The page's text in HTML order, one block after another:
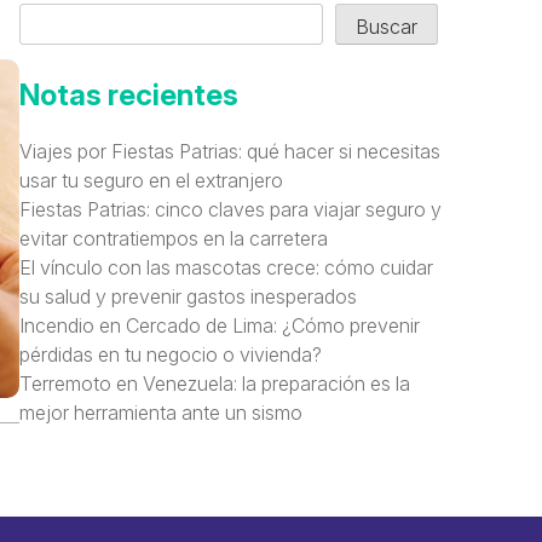
Buscar
Notas recientes
Viajes por Fiestas Patrias: qué hacer si necesitas
usar tu seguro en el extranjero
Fiestas Patrias: cinco claves para viajar seguro y
evitar contratiempos en la carretera
El vínculo con las mascotas crece: cómo cuidar
su salud y prevenir gastos inesperados
Incendio en Cercado de Lima: ¿Cómo prevenir
pérdidas en tu negocio o vivienda?
Terremoto en Venezuela: la preparación es la
mejor herramienta ante un sismo